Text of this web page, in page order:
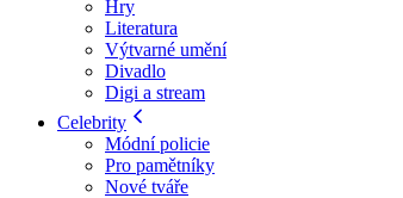
Hry
Literatura
Výtvarné umění
Divadlo
Digi a stream
Celebrity
Módní policie
Pro pamětníky
Nové tváře